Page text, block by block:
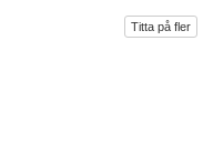
Titta på fler